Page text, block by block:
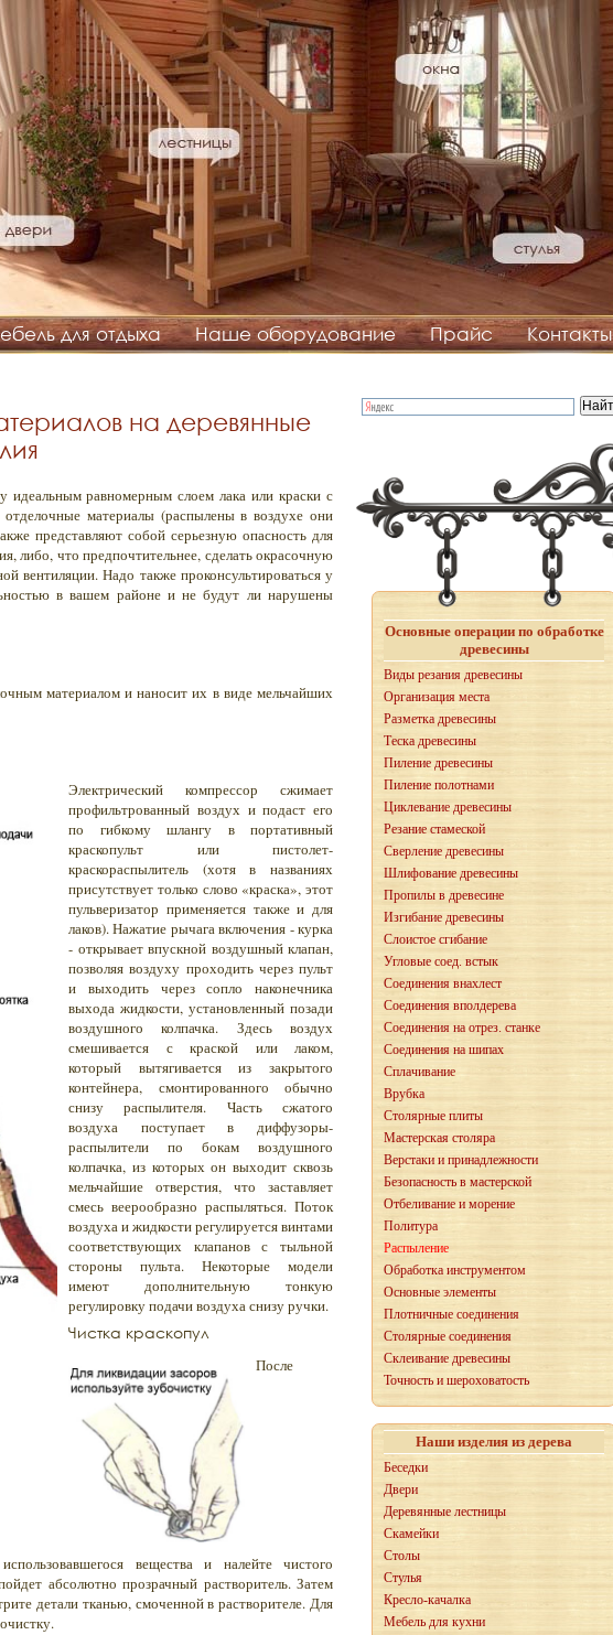
для отдыха Наше оборудование Прайс Контакты
на деревянные
идеальным равномерным слоем лака или краски с
материалы (распылены в воздухе они
представляют собой серьезную опасность для
либо, что предпочтительнее, сделать окрасочную
вентиляции. Надо также проконсультироваться у
в вашем районе и не будут ли нарушены
материалом и наносит их в виде мельчайших
Электрический компрессор сжимает
профильтрованный воздух и подаст его
по гибкому шлангу в портативный
краскопульт или пистолет-
краскораспылитель (хотя в названиях
присутствует только слово «краска», этот
пульверизатор применяется также и для
лаков). Нажатие рычага включения - курка
- открывает впускной воздушный клапан,
позволяя воздуху проходить через пульт
и выходить через сопло наконечника
выхода жидкости, установленный позади
воздушного колпачка. Здесь воздух
смешивается с краской или лаком,
который вытягивается из закрытого
контейнера, смонтированного обычно
снизу распылителя. Часть сжатого
воздуха поступает в диффузоры-
распылители по бокам воздушного
колпачка, из которых он выходит сквозь
мельчайшие отверстия, что заставляет
смесь веерообразно распыляться. Поток
воздуха и жидкости регулируется винтами
соответствующих клапанов с тыльной
стороны пульта. Некоторые модели
имеют дополнительную тонкую
регулировку подачи воздуха снизу ручки.
Чистка краскопул
После
вещества и налейте чистого
абсолютно прозрачный растворитель. Затем
детали тканью, смоченной в растворителе. Для
Основные операции по обработке
древесины
Виды резания древесины
Организация места
Разметка древесины
Теска древесины
Пиление древесины
Пиление полотнами
Циклевание древесины
Резание стамеской
Сверление древесины
Шлифование древесины
Пропилы в древесине
Изгибание древесины
Слоистое сгибание
Угловые соед. встык
Соединения внахлест
Соединения вполдерева
Соединения на отрез. станке
Соединения на шипах
Сплачивание
Врубка
Столярные плиты
Мастерская столяра
Верстаки и принадлежности
Безопасность в мастерской
Отбеливание и морение
Политура
Распыление
Обработка инструментом
Основные элементы
Плотничные соединения
Столярные соединения
Склеивание древесины
Точность и шероховатость
Наши изделия из дерева
Беседки
Двери
Деревянные лестницы
Скамейки
Столы
Стулья
Кресло-качалка
Мебель для кухни